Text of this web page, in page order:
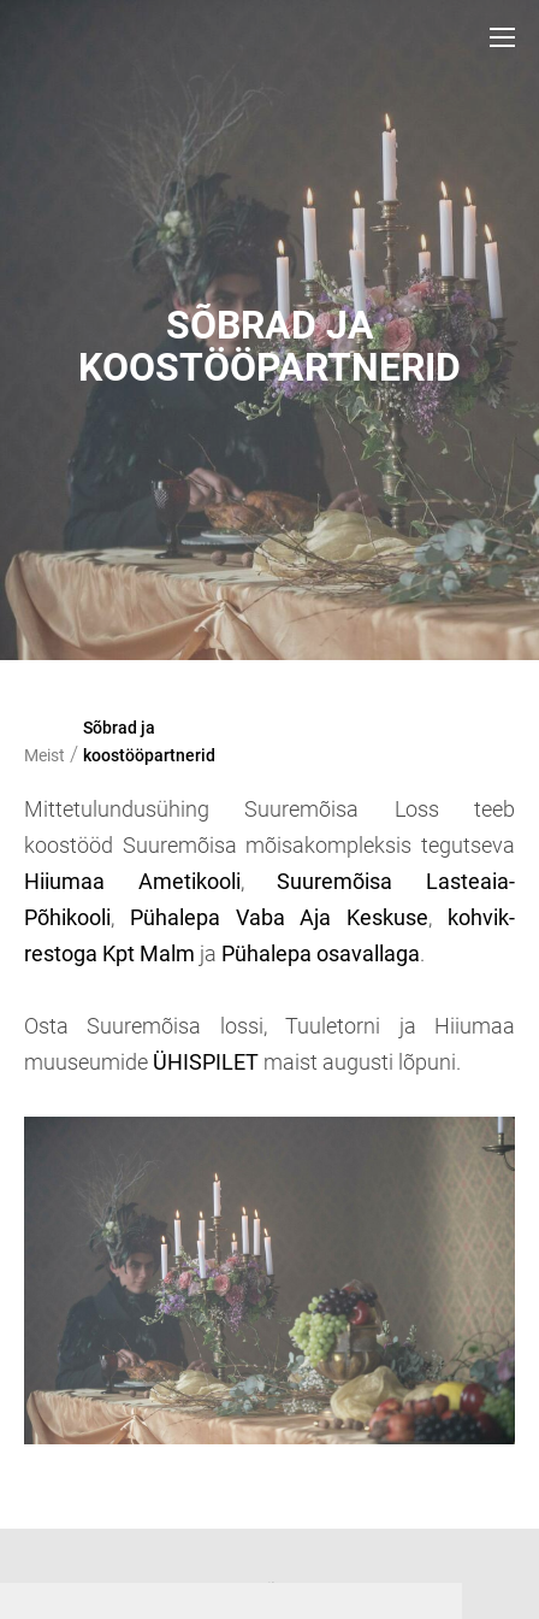
SÕBRAD JA
KOOSTÖÖPARTNERID
Meist /
Sõbrad ja
koostööpartnerid
Mittetulundusühing Suuremõisa Loss teeb
koostööd Suuremõisa mõisakompleksis tegutseva
Hiiumaa Ametikooli,Suuremõisa Lasteaia-
Põhikooli, Pühalepa Vaba Aja Keskuse, kohvik-
restoga Kpt Malm ja Pühalepa osavallaga.
Osta Suuremõisa lossi, Tuuletorni ja Hiiumaa
muuseumide ÜHISPILET maist augusti lõpuni.